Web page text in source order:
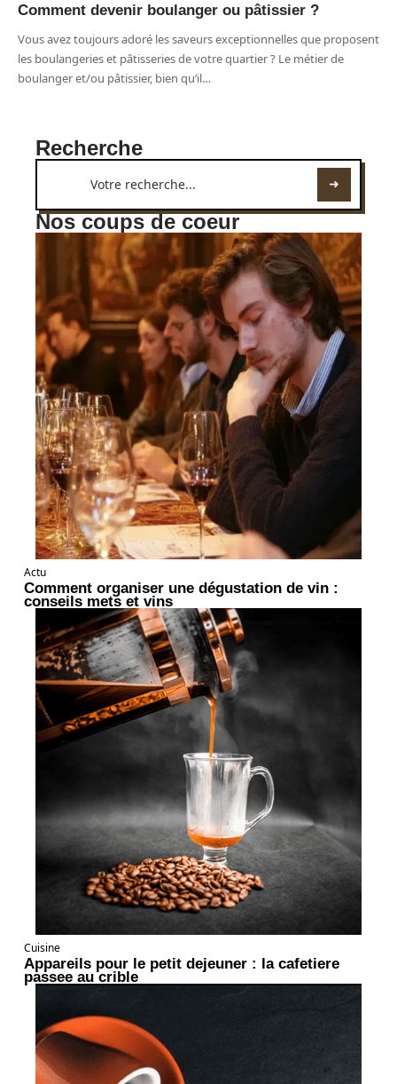
Comment devenir boulanger ou pâtissier ?
Vous avez toujours adoré les saveurs exceptionnelles que proposent
les boulangeries et pâtisseries de votre quartier ? Le métier de
boulanger et/ou pâtissier, bien qu’il…
Recherche
Nos coups de coeur
Actu
Comment organiser une dégustation de vin :
conseils mets et vins
Cuisine
Appareils pour le petit dejeuner : la cafetiere
passee au crible